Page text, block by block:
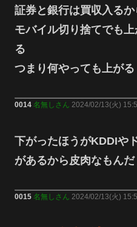
証券と銀行は買収入る
モバイル切り捨てでも
る
つまり何やっても上がる
0014 名無しさん 2024/02/13(火)
下がったほうがKDDIや
があるから皮肉なもんだ
0015 名無しさん 2024/02/13(火)